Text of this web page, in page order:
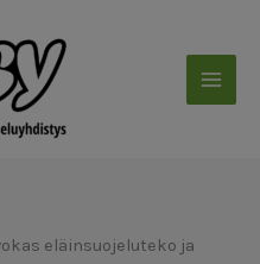
eläinsuojeluteko ja